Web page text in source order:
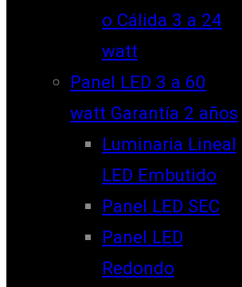
o Cálida 3 a 24
watt
Panel LED 3 a 60
watt Garantía 2 años
Luminaria Lineal
LED Embutido
Panel LED SEC
Panel LED
Redondo